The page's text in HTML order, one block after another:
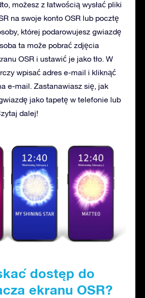
możesz z łatwością wysłać pliki
na swoje konto OSR lub pocztę
której podarowujesz gwiazdę
ta może pobrać zdjęcia
OSR i ustawić je jako tło. W
wpisać adres e-mail i kliknąć
e-mail. Zastanawiasz się, jak
jako tapetę w telefonie lub
dalej!
dostęp do
ekranu OSR?